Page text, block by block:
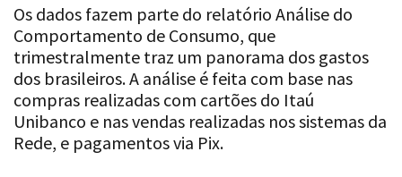
Os dados fazem parte do relatório Análise do
Comportamento de Consumo, que
trimestralmente traz um panorama dos gastos
dos brasileiros. A análise é feita com base nas
compras realizadas com cartões do Itaú
Unibanco e nas vendas realizadas nos sistemas da
Rede, e pagamentos via Pix.